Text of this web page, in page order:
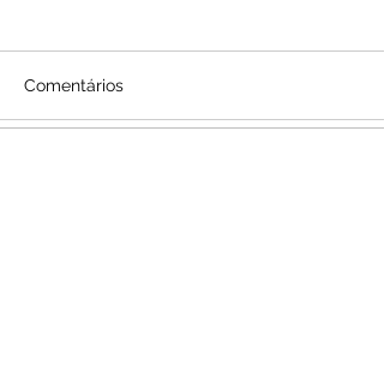
Comentários